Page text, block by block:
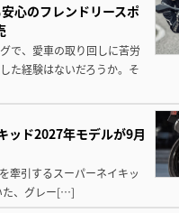
心のフレンドリースポ
で、愛車の取り回しに苦労
た経験はないだろうか。そ
ッド2027年モデルが9月
牽引するスーパーネイキッ
た、グレー[…]